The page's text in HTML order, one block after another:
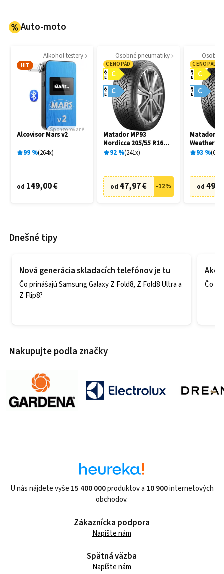
Auto-moto
Alkohol testery
HIT
Sponzorované
Alcovisor Mars v2
99% 264x
od 149,00 €
Osobné pneumatiky
CENOPÁD
C
A
E
C
A
E
Matador MP93
Nordicca 205/55 R16
91H
92% 241x
od 47,97 € -12%
CENOPÁD
C
A
E
C
A
E
Matador
Weather
R16 91H
93% 69
od
Dnešné tipy
Nová generácia skladacích telefónov je tu
Čo prinášajú Samsung Galaxy Z Fold8, Z Fold8 Ultra a
Z Flip8?
Ako
Čo
Nakupujte podľa značky
U nás nájdete vyše 15 400 000produktov a 10 900internetových
obchodov.
Zákaznícka podpora
Napíšte nám
Spätná väzba
Napíšte nám